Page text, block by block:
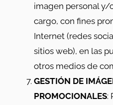
imagen personal y/
cargo, con fines
Internet (redes
sitios web), en las
otros medios de
GESTIÓN DE
PROMOCIONALES: